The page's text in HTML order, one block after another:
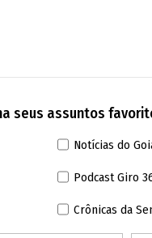
foi de 194 mil
seus assuntos
Notícias do
Podcast Giro
Crônicas da